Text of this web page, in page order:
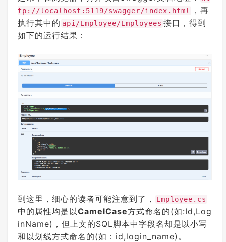
tp://localhost:5119/swagger/index.html
，再
执行其中的 api/Employee/Employees 接口，得到
如下的运行结果：
到这里，细心的读者可能注意到了， Employee.cs
中的属性均是以CamelCase方式命名的(如:Id,Log
inName)，但上文的SQL脚本中字段名却是以小写
和以划线方式命名的(如：id,login_name)。